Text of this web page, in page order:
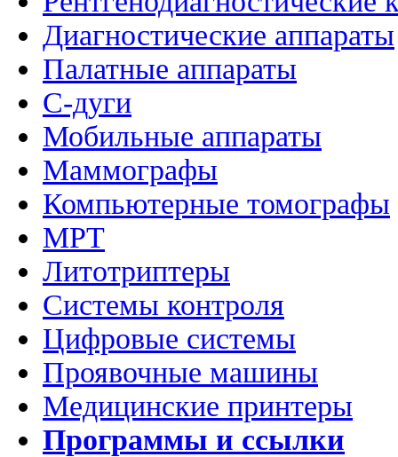
Диагностические аппараты
Палатные аппараты
C-дуги
Мобильные аппараты
Маммографы
Компьютерные томографы
МРТ
Литотриптеры
Системы контроля
Цифровые системы
Проявочные машины
Медицинские принтеры
Программы и ссылки